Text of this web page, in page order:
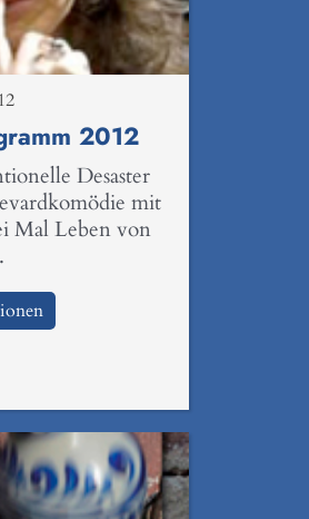
2012
Desaster
mit
Mal Leben von